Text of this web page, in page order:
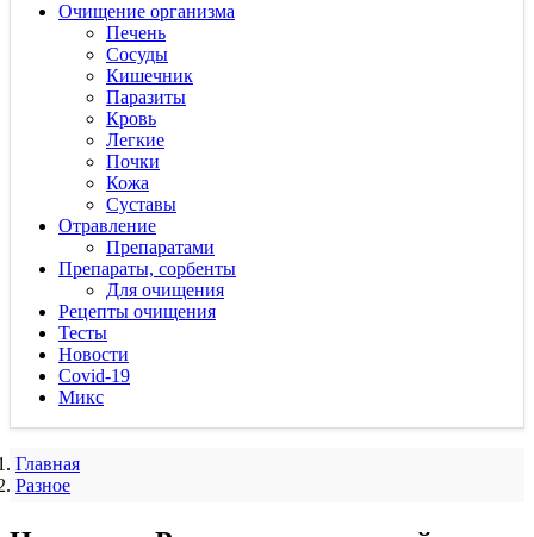
Очищение организма
Печень
Сосуды
Кишечник
Паразиты
Кровь
Легкие
Почки
Кожа
Суставы
Отравление
Препаратами
Препараты, сорбенты
Для очищения
Рецепты очищения
Тесты
Новости
Covid-19
Микс
Главная
Разное